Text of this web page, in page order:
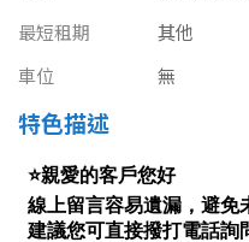
苗栗縣
彰化縣
南投縣
廠辦
坪數
最短租期
其他
車位
無
特色描述